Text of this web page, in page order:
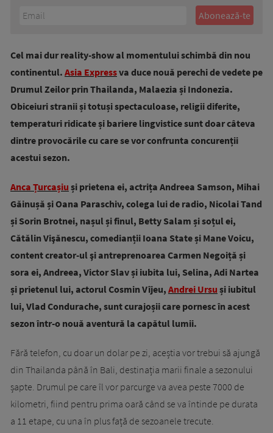
Cel mai dur reality-show al momentului schimbă din nou
continentul. Asia Expressva duce nouă perechi de vedete pe
Drumul Zeilor prin Thailanda, Malaezia și Indonezia.
Obiceiuri stranii și totuși spectaculoase, religii diferite,
temperaturi ridicate și bariere lingvistice sunt doar câteva
dintre provocările cu care se vor confrunta concurenții
acestui sezon.
Anca Țurcașiu și prietena ei, actrița Andreea Samson, Mihai
Găinușă și Oana Paraschiv, colega lui de radio, Nicolai Tand
și Sorin Brotnei, nașul și finul, Betty Salam și soțul ei,
Cătălin Vişănescu, comedianții Ioana State și Mane Voicu,
content creator-ul şi antreprenoarea Carmen Negoiță și
sora ei, Andreea, Victor Slav și iubita lui, Selina, Adi Nartea
și prietenul lui, actorul Cosmin Vîjeu, Andrei Ursu și iubitul
lui, Vlad Condurache, sunt curajoșii care pornesc în acest
sezon într-o nouă aventură la capătul lumii.
Fără telefon, cu doar un dolar pe zi, aceștia vor trebui să ajungă
din Thailanda până în Bali, destinația marii finale a sezonului
șapte. Drumul pe care îl vor parcurge va avea peste 7000 de
kilometri, fiind pentru prima oară când se va întinde pe durata
a 11 etape, cu una în plus față de sezoanele trecute.